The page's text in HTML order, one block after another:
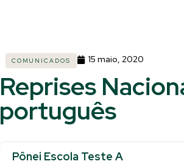
COMUNICADOS 15 maio, 2020
Reprises
português
Pônei Escola Teste A